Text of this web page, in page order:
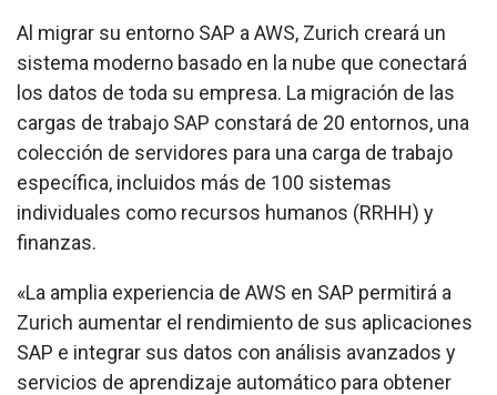
Al migrar su entorno SAP a AWS, Zurich creará un
sistema moderno basado en la nube que conectará
los datos de toda su empresa. La migración de las
cargas de trabajo SAP constará de 20 entornos, una
colección de servidores para una carga de trabajo
específica, incluidos más de 100 sistemas
individuales como recursos humanos (RRHH) y
finanzas.
«La amplia experiencia de AWS en SAP permitirá a
Zurich aumentar el rendimiento de sus aplicaciones
SAP e integrar sus datos con análisis avanzados y
servicios de aprendizaje automático para obtener